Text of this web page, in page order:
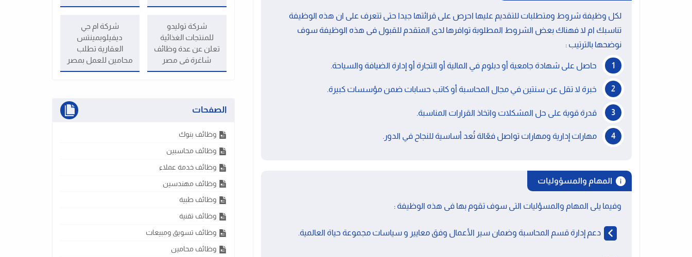
لكل وظيفة شروط ومتطلبات للتقديم عليها احرص على قرائتها جيدا حتى تتعرف على ان هذه الوظيفة
تناسبك ام لا فهناك بعض الشروط المطلوبة توافرها لدى المتقدم للقبول فى هذه الوظيفة سوف
نوضحها بالترتيب :
حاصل على شهادة جامعية أو دبلوم في المالية أو التجارة أو إدارة الضيافة والسياحة.
خبرة لا تقل عن سنتين في مجال المحاسبة أو كاتب حسابات ضمن مؤسسات كبيرة.
قدرة قوية على حل المشكلات واتخاذ القرارات المناسبة.
مهارات إدارية ومهارات تواصل فعّالة تُعد أساسية للنجاح في الدور.
المهام والمسؤوليات
وفيما يلى المهام والمسؤليات التى سوف تقوم بها فى هذه الوظيفة :
دعم إدارة قسم المحاسبة وضمان سير الأعمال وفق معايير و سياسات مجموعة حياة العالمية.
شركة توليدو
للمنتجات الغذائية
تعلن عن عدة وظائف
شاغرة فى مصر
شركة ام جي
ديفيلوبمينتس
العقارية تطلب
محامين للعمل بمصر
الصفحات
وظائف بنوك
وظائف محاسبين
وظائف خدمة عملاء
وظائف مهندسين
وظائف طبية
وظائف تقنية
وظائف تسويق ومبيعات
وظائف محامين